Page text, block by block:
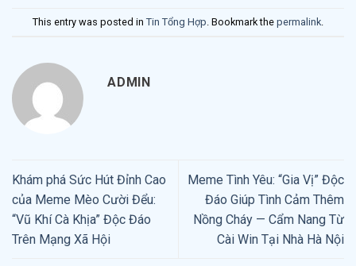
This entry was posted in Tin Tổng Hợp . Bookmark the permalink
ADMIN
Khám phá Sức Hút Đỉnh Cao
của Meme Mèo Cười Đểu:
“Vũ Khí Cà Khịa” Độc Đáo
Trên Mạng Xã Hội
Meme Tình Yêu: “Gia Vị” Độc
Đáo Giúp Tình Cảm Thêm
Nồng Cháy — Cẩm Nang Từ
Cài Win Tại Nhà Hà Nội